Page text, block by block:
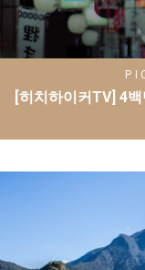
[히치하이커TV] 4